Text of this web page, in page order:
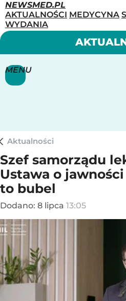
NEWSMED.PL
AKTUALNOŚCI MEDYCYNA
WYDANIA
MENU
Aktualności
Szef samorządu
Ustawa o
to bubel
Dodano: 8 lipca 13:05